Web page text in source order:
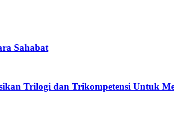
Sahabat
Trilogi dan Trikompetensi Untuk